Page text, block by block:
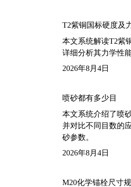
T2紫铜国标硬度及
本文系统解读T2紫
详细分析其力学性
2026年8月4日
喷砂都有多少目
本文系统介绍了喷
并对比不同目数的
砂参数。
2026年8月4日
M20化学锚栓尺寸